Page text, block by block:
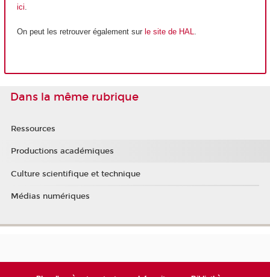
ici.
On peut les retrouver également sur le site de HAL
Dans la même rubrique
Ressources
Productions académiques
Culture scientifique et technique
Médias numériques